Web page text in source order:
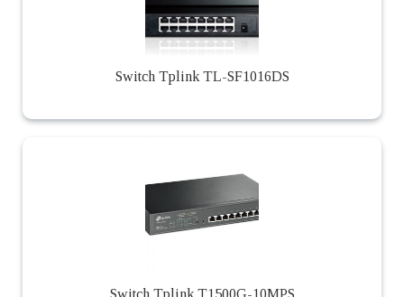
Switch Tplink TL-SF1016DS
Switch Tplink T1500G-10MPS